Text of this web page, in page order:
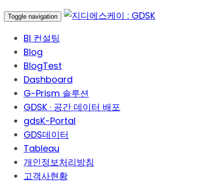
Toggle navigation
BI 컨설팅
Blog
BlogTest
Dashboard
G-Prism 솔루션
GDSK · 공간 데이터 배포
gdsK-Portal
GDS데이터
Tableau
개인정보처리방침
고객사현황